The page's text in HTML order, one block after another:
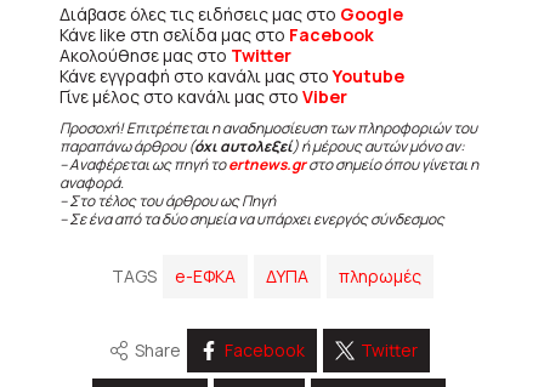
Διάβασε όλες τις ειδήσεις μας στο Google
Κάνε like στη σελίδα μας στο Facebook
Ακολούθησε μας στο Twitter
Κάνε εγγραφή στο κανάλι μας στοYoutube
Γίνε μέλος στο κανάλι μας στο Viber
Προσοχή! Επιτρέπεται η αναδημοσίευση των πληροφοριών του
παραπάνω άρθρου (όχι αυτολεξεί) ή μέρους αυτών μόνο αν:
– Αναφέρεται ως πηγή τοertnews.grστο σημείο όπου γίνεται η
αναφορά.
– Στο τέλος του άρθρου ως Πηγή
– Σε ένα από τα δύο σημεία να υπάρχει ενεργός σύνδεσμος
TAGS e-ΕΦΚΑ ΔΥΠΑ πληρωμές
Share Facebook Twitter